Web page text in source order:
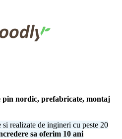
pin nordic, prefabricate, montaj
si realizate de ingineri cu peste 20
sa oferim 10 ani